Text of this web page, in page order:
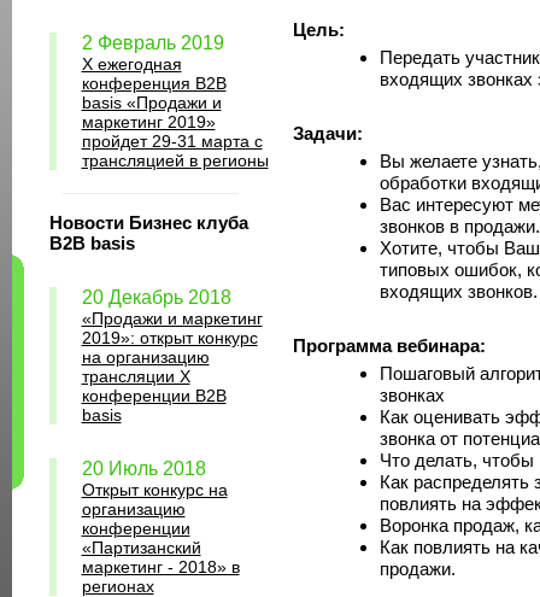
2 Февраль 2019
X ежегодная
конференция B2B
basis «Продажи и
маркетинг 2019»
пройдет 29-31 марта с
трансляцией в регионы
Новости Бизнес клуба
B2B basis
20 Декабрь 2018
«Продажи и маркетинг
2019»: открыт конкурс
на организацию
трансляции X
конференции B2B
basis
20 Июль 2018
Открыт конкурс на
организацию
конференции
«Партизанский
маркетинг - 2018» в
регионах
Цель:
Передать
входящих звонках
Задачи:
Вы желаете
обработки
Вас интересуют
звонков в продажи.
Хотите, чтобы
типовых ошибок,
входящих звонков.
Программа вебинара:
Пошаговый
звонках
Как оценивать
звонка от
Что делать, чтобы
Как
повлиять на
Воронка продаж,
Как повлиять на
продажи.